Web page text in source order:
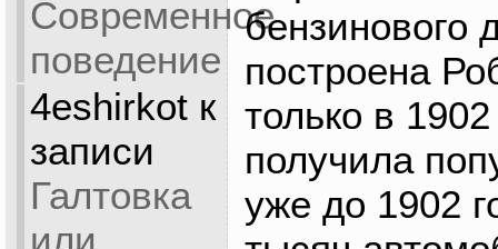
Современное
поведение
4eshirkotк
записи
Галтовка
или
бензинового
построена
только в
получила
уже до 1902